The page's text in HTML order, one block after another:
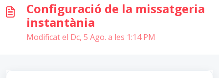
Configuració de la missatgeria
instantània
Modificat el Dc, 5 Ago. a les 1:14 PM